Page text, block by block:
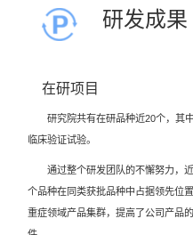
研发成果
在研项目
研究院共有在研品种近20个，其
临床验证试验。
通过整个研发团队的不懈努力，
个品种在同类获批品种中占据领先位
重症领域产品集群，提高了公司产品